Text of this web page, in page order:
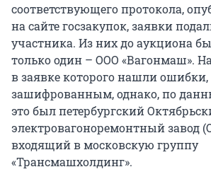
соответствующего протокола,
на сайте госзакупок, заявки
участника. Из них до аукциона
только один – ООО «Вагонмаш».
в заявке которого нашли ошибки,
зашифрованным, однако, по
это был петербургский
электровагоноремонтный завод
входящий в московскую группу
«Трансмашхолдинг».